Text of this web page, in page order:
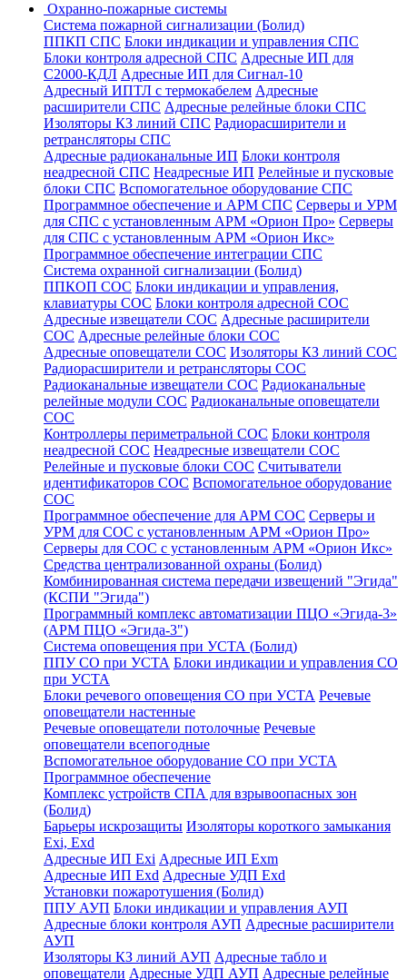
Охранно-пожарные системы
Система пожарной сигнализации (Болид)
ППКП СПС Блоки индикации и управления СПС
Блоки контроля адресной СПС Адресные ИП для
С2000-КДЛ Адресные ИП для Сигнал-10
Адресный ИПТЛ с термокабелем Адресные
расширители СПС Адресные релейные блоки СПС
Изоляторы КЗ линий СПС Радиорасширители и
ретрансляторы СПС
Адресные радиоканальные ИП Блоки контроля
неадресной СПС Неадресные ИП Релейные и пусковые
блоки СПС Вспомогательное оборудование СПС
Программное обеспечение и АРМ СПС Серверы и УРМ
для СПС с установленным АРМ «Орион Про» Серверы
для СПС с установленным АРМ «Орион Икс»
Программное обеспечение интеграции СПС
Система охранной сигнализации (Болид)
ППКОП СОС Блоки индикации и управления,
клавиатуры СОС Блоки контроля адресной СОС
Адресные извещатели СОС Адресные расширители
СОС Адресные релейные блоки СОС
Адресные оповещатели СОС Изоляторы КЗ линий СОС
Радиорасширители и ретрансляторы СОС
Радиоканальные извещатели СОС Радиоканальные
релейные модули СОС Радиоканальные оповещатели
СОС
Контроллеры периметральной СОС Блоки контроля
неадресной СОС Неадресные извещатели СОС
Релейные и пусковые блоки СОС Считыватели
идентификаторов СОС Вспомогательное оборудование
СОС
Программное обеспечение для АРМ СОС Серверы и
УРМ для СОС с установленным АРМ «Орион Про»
Серверы для СОС с установленным АРМ «Орион Икс»
Средства централизованной охраны (Болид)
Комбинированная система передачи извещений "Эгида"
(КСПИ "Эгида")
Программный комплекс автоматизации ПЦО «Эгида-3»
(АРМ ПЦО «Эгида-3")
Система оповещения при УСТА (Болид)
ППУ СО при УСТА Блоки индикации и управления СО
при УСТА
Блоки речевого оповещения СО при УСТА Речевые
оповещатели настенные
Речевые оповещатели потолочные Речевые
оповещатели всепогодные
Вспомогательное оборудование СО при УСТА
Программное обеспечение
Комплекс устройств СПА для взрывоопасных зон
(Болид)
Барьеры искрозащиты Изоляторы короткого замыкания
Exi, Exd
Адресные ИП Exi Адресные ИП Exm
Адресные ИП Exd Адресные УДП Exd
Установки пожаротушения (Болид)
ППУ АУП Блоки индикации и управления АУП
Адресные блоки контроля АУП Адресные расширители
АУП
Изоляторы КЗ линий АУП Адресные табло и
оповещатели Адресные УДП АУП Адресные релейные